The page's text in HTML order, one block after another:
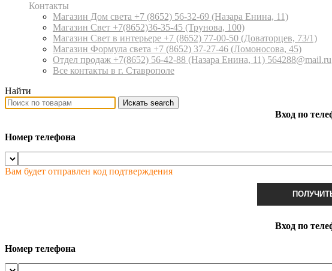
Контакты
Магазин Дом света +7 (8652) 56-32-69 (Назара Енина, 11)
Магазин Свет +7(8652)36-35-45 (Трунова, 100)
Магазин Свет в интерьере +7 (8652) 77-00-50 (Доваторцев, 73/1)
Магазин Формула света +7 (8652) 37-27-46 (Ломоносова, 45)
Отдел продаж +7(8652) 56-42-88 (Назара Енина, 11) 564288@mail.ru
Все контакты в г. Ставрополе
Найти
Искать search
Вход по
Номер телефона
Вам будет отправлен код подтверждения
Вход по
Номер телефона